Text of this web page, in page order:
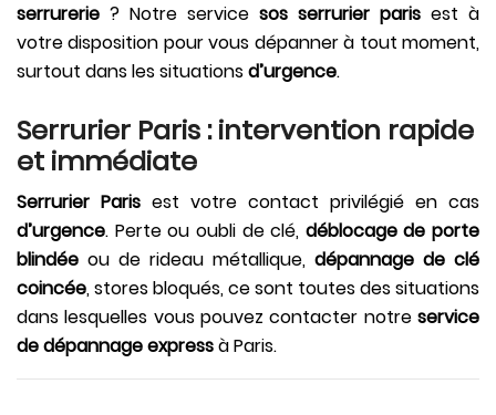
serrurerie ? Notre service sos serrurier paris est à
votre disposition pour vous dépanner à tout moment,
surtout dans les situationsd’urgence.
Serrurier Paris : intervention rapide
et immédiate
Serrurier Paris est votre contact privilégié en cas
d’urgence. Perte ou oubli de clé, déblocage de porte
blindée ou de rideau métallique, dépannage de clé
coincée, stores bloqués, ce sont toutes des situations
dans lesquelles vous pouvez contacter notre service
de dépannage expressà Paris.